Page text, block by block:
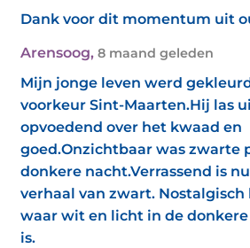
Dank voor dit momentum uit
Arensoog, 8 maand geleden
Mijn jonge leven werd
voorkeur Sint-Maarten.Hij las
opvoedend over het kwaad en
goed.Onzichtbaar was zwarte
donkere nacht.Verrassend is
verhaal van zwart.
waar wit en licht in de
is.